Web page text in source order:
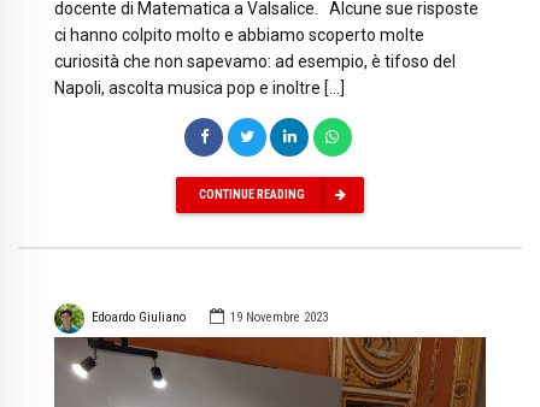
docente di Matematica a Valsalice. Alcune sue risposte
ci hanno colpito molto e abbiamo scoperto molte
curiosità che non sapevamo: ad esempio, è tifoso del
Napoli, ascolta musica pop e inoltre […]
CONTINUE READING
Edoardo Giuliano 19 Novembre 2023